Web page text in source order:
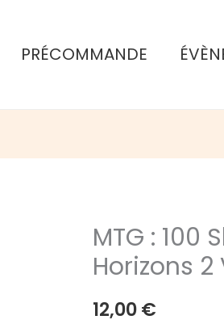
PRÉCOMMANDE
MTG : 100
Horizons 2
12,00€